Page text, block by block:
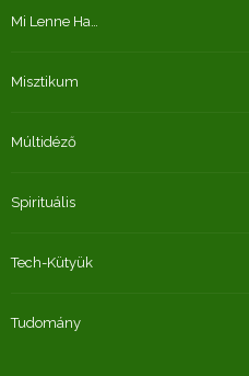
Mi Lenne Ha…
Misztikum
Múltidéző
Spirituális
Tech-Kütyük
Tudomány